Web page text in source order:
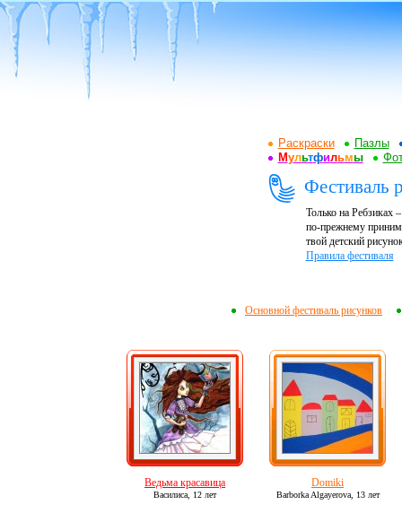
Раскраски
Пазлы
Мультфильмы
Фестиваль
Только на Ребзиках
по-прежнему
твой детский
Правила фестиваля
Основной фестиваль рисунков
Ведьма красавица
Василиса, 12 лет
Domiki
Barborka Algayerova, 13 лет